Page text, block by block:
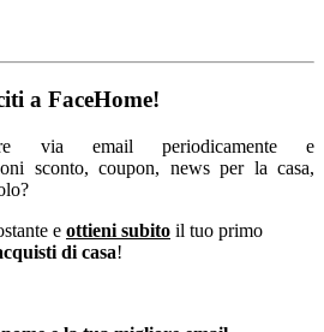
a FaceHome!
via email periodicamente e
sconto, coupon, news per la casa,
e ottieni subito il tuo primo
di casa!